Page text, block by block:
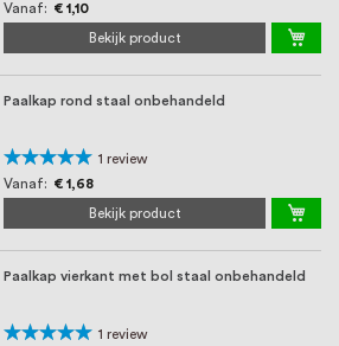
Vanaf € 1,10
Bekijk product
Paalkap rond staal onbehandeld
Waardering:
100%
1 review
Vanaf
€ 1,68
Bekijk product
Paalkap vierkant met bol staal onbehandeld
Waardering: 1 review